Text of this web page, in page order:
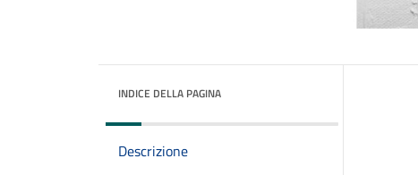
INDICE DELLA PAGINA
Descrizione